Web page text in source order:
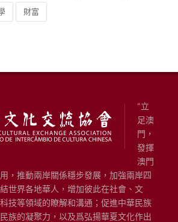
茶文化
“立
足澳
門，
發揮
澳門
，推動兩岸關係穩步發展，加強兩岸四
世界各地華人，增加彼此在社會、文